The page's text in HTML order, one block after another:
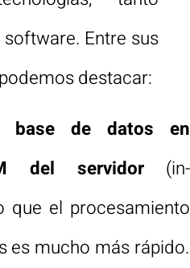
Entre sus
destacar:
base de datos en
del servidor(in-
que el procesamiento
es mucho más rápido.